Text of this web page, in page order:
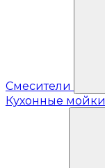
Смесители
Кухонные мойки